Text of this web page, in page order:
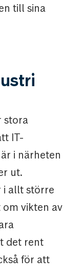
till sina
stora
IT-
i närheten
ut.
i allt större
vikten av
det rent
för att